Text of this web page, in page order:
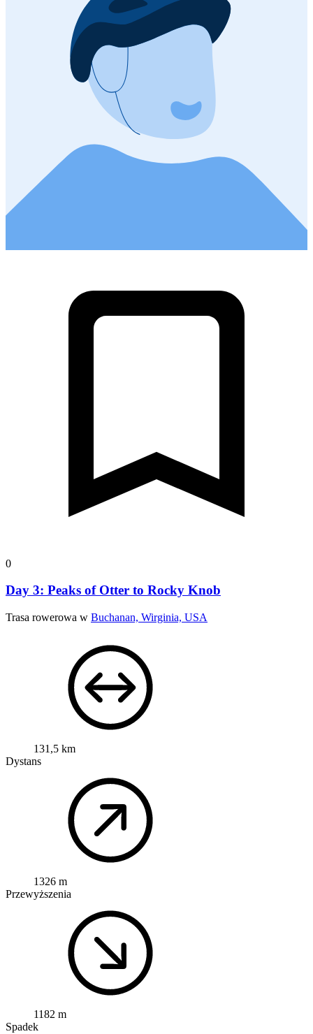
0
Day 3: Peaks of Otter to Rocky Knob
Trasa rowerowa w Buchanan, Wirginia, USA
131,5 km
Dystans
1326 m
Przewyższenia
1182 m
Spadek